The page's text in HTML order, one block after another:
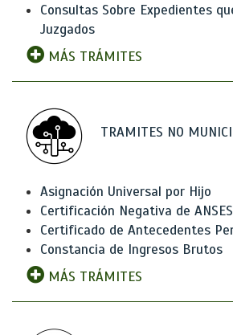
Consultas Sobre Expedientes
Juzgados
MÁS TRÁMITES
TRAMITES NO
Asignación Universal por Hijo
Certificación Negativa de ANSES
Certificado de Antecedentes
Constancia de Ingresos Brutos
MÁS TRÁMITES